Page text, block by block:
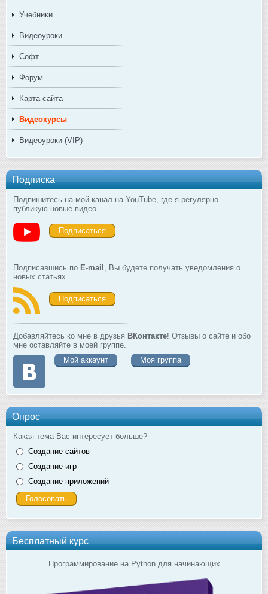
Учебники
Видеоуроки
Софт
Форум
Карта сайта
Видеокурсы
Видеоуроки (VIP)
Подписка
Подпишитесь на мой канал на YouTube, где я регулярно
публикую новые видео.
Подписаться
Подписавшись по E-mail , Вы будете получать уведомления о
новых статьях.
Подписаться
Добавляйтесь ко мне в друзья ВКонтакте! Отзывы о сайте и обо
мне оставляйте в моей группе.
Мой аккаунт
Моя группа
Опрос
Какая тема Вас интересует больше?
Создание сайтов
Создание игр
Создание приложений
Бесплатный курс
Программирование на Python для начинающих